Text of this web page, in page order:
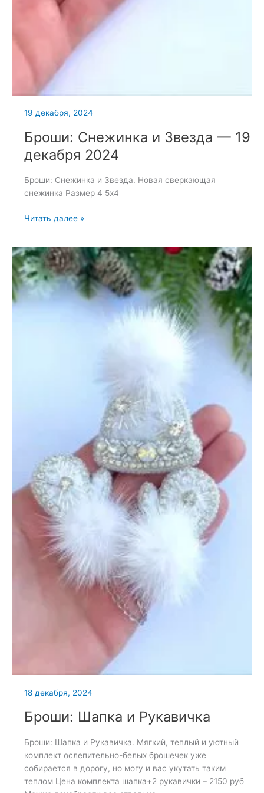
19 декабря, 2024
Броши: Снежинка и Звезда — 19
декабря 2024
Броши: Снежинка и Звезда. Новая сверкающая
снежинка Размер 4 5х4
Броши:
Звезда
—
19
Читать далее »
18 декабря, 2024
Броши: Шапка и Рукавичка
Броши: Шапка и Рукавичка. Мягкий, теплый и уютный
комплект ослепительно-белых брошечек уже
собирается в дорогу, но могу и вас укутать таким
теплом Цена комплекта шапка+2 рукавички – 2150 руб